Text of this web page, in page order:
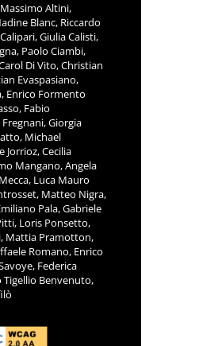
Altini,
Blanc, Riccardo
Giulia Calisti,
Paolo Ciambi,
Di Vito, Christian
Evaspasiano,
Enrico Formento
Fabio
Giorgia
Michael
Jorrioz, Cecilia
Mangano, Angela
Luca Mauro
Matteo Nigra,
Pala, Gabriele
Loris Ponsetto,
Mattia Pramotton,
Romano, Enrico
Federica
Tigellio Benvenuto,